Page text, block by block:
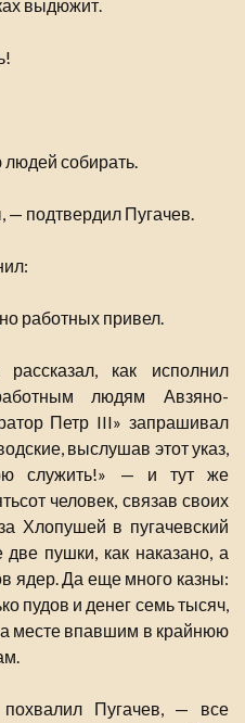
выдюжит.
собирать.
подтвердил Пугачев.
работных привел.
как исполнил
людям Авзяно-
Петр III» запрашивал
выслушав этот указ,
служить!» — и тут же
человек, связав своих
Хлопушей в пугачевский
пушки, как наказано, а
ядер. Да еще много казны:
пудов и денег семь тысяч,
месте впавшим в крайнюю
Пугачев, — все